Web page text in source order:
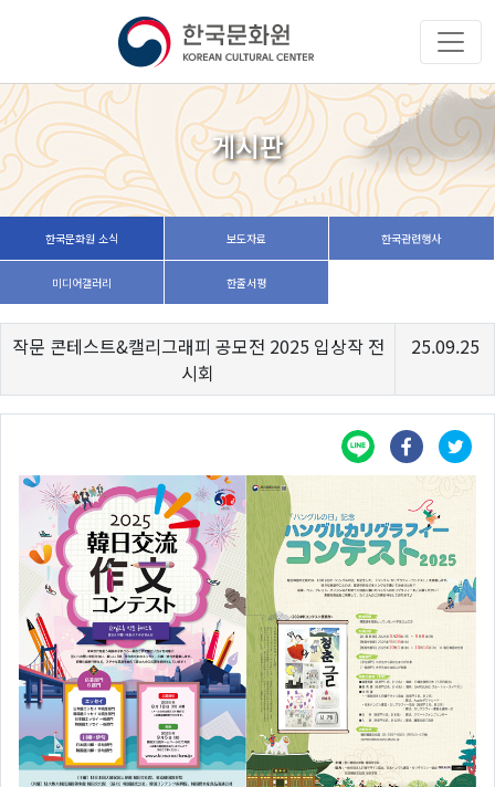
게시판
한국문화원 소식 보도자료 한국관련행사
미디어갤러리 한줄서평
작문 콘테스트&캘리그래피 공모전 2025 입상작 전
시회
25.09.25